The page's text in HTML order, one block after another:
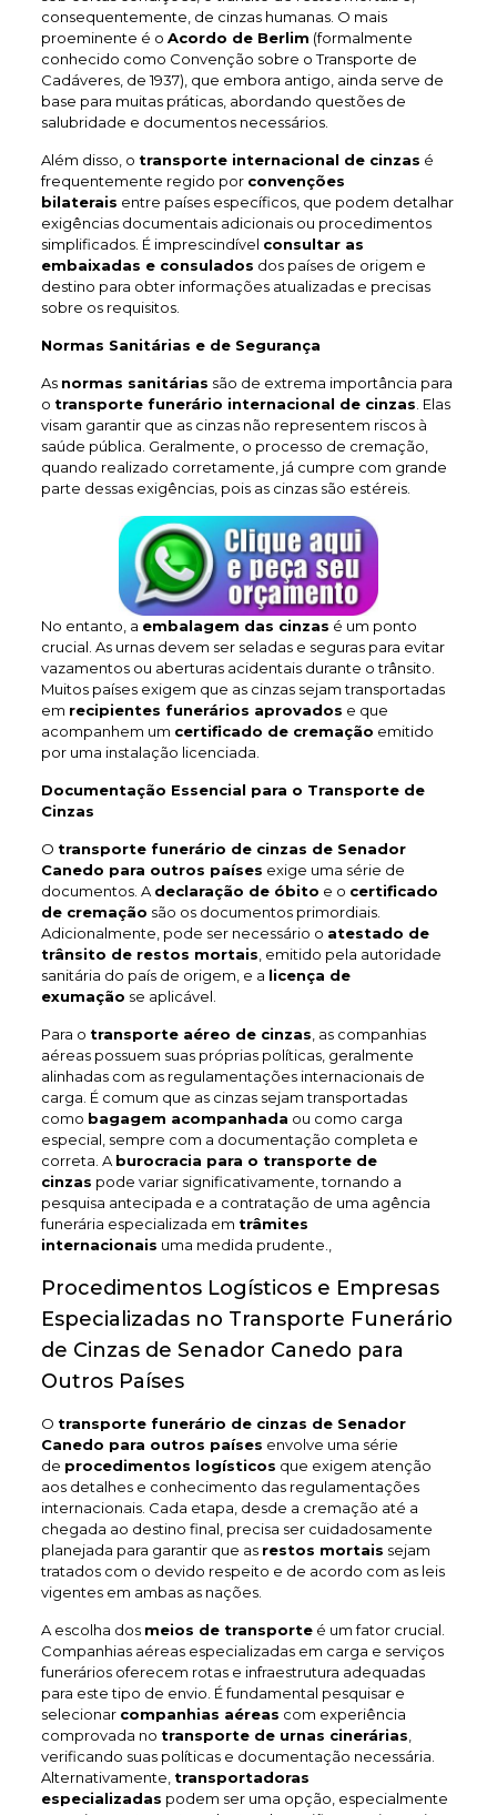
consequentemente, de cinzas humanas. O mais
proeminente é o Acordo de Berlim (formalmente
conhecido como Convenção sobre o Transporte de
Cadáveres, de 1937), que embora antigo, ainda serve de
base para muitas práticas, abordando questões de
salubridade e documentos necessários.
Além disso, o transporte internacional de cinzas é
frequentemente regido por convenções
bilaterais entre países específicos, que podem detalhar
exigências documentais adicionais ou procedimentos
simplificados. É imprescindível consultar as
embaixadas e consulados dos países de origem e
destino para obter informações atualizadas e precisas
sobre os requisitos.
Normas Sanitárias e de Segurança
As normas sanitárias são de extrema importância para
o transporte funerário internacional de cinzas . Elas
visam garantir que as cinzas não representem riscos à
saúde pública. Geralmente, o processo de cremação,
quando realizado corretamente, já cumpre com grande
parte dessas exigências, pois as cinzas são estéreis.
No entanto, a embalagem das cinzas é um ponto
crucial. As urnas devem ser seladas e seguras para evitar
vazamentos ou aberturas acidentais durante o trânsito.
Muitos países exigem que as cinzas sejam transportadas
em recipientes funerários aprovados e que
acompanhem um certificado de cremação emitido
por uma instalação licenciada.
Documentação Essencial para o Transporte de
Cinzas
O transporte funerário de cinzas de Senador
Canedo para outros países exige uma série de
documentos. A declaração de óbito e o certificado
de cremação são os documentos primordiais.
Adicionalmente, pode ser necessário o atestado de
trânsito de restos mortais , emitido pela autoridade
sanitária do país de origem, e a licença de
exumação se aplicável.
Para o transporte aéreo de cinzas , as companhias
aéreas possuem suas próprias políticas, geralmente
alinhadas com as regulamentações internacionais de
carga. É comum que as cinzas sejam transportadas
como bagagem acompanhada ou como carga
especial, sempre com a documentação completa e
correta. A burocracia para o transporte de
cinzas pode variar significativamente, tornando a
pesquisa antecipada e a contratação de uma agência
funerária especializada em trâmites
internacionais uma medida prudente.,
Procedimentos Logísticos e Empresas
Especializadas no Transporte Funerário
de Cinzas de Senador Canedo para
Outros Países
O transporte funerário de cinzas de Senador
Canedo para outros países envolve uma série
de procedimentos logísticos que exigem atenção
aos detalhes e conhecimento das regulamentações
internacionais. Cada etapa, desde a cremação até a
chegada ao destino final, precisa ser cuidadosamente
planejada para garantir que as restos mortais sejam
tratados com o devido respeito e de acordo com as leis
vigentes em ambas as nações.
A escolha dos meios de transporteé um fator crucial.
Companhias aéreas especializadas em carga e serviços
funerários oferecem rotas e infraestrutura adequadas
para este tipo de envio. É fundamental pesquisar e
selecionar companhias aéreas com experiência
comprovada no transporte de urnas cinerárias
verificando suas políticas e documentação necessária.
Alternativamente, transportadoras
especializadas podem ser uma opção, especialmente